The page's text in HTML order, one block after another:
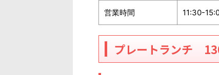
営業時間 11:30-
プレートランチ